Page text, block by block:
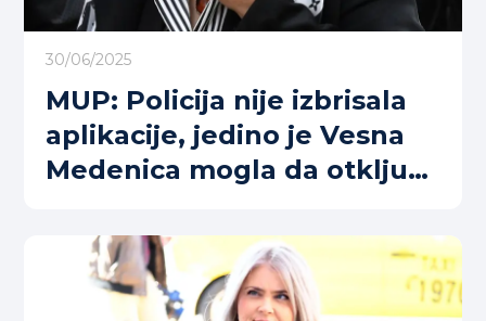
30/06/2025
MUP: Policija nije izbrisala
aplikacije, jedino je Vesna
Medenica mogla da otključa